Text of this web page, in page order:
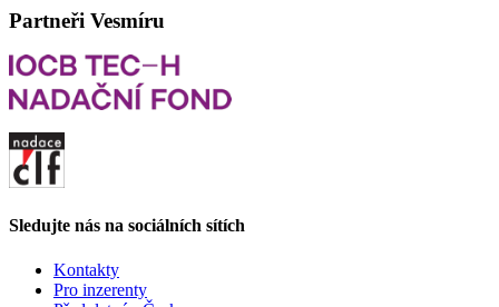
Partneři Vesmíru
Sledujte nás na sociálních sítích
Kontakty
Pro inzerenty